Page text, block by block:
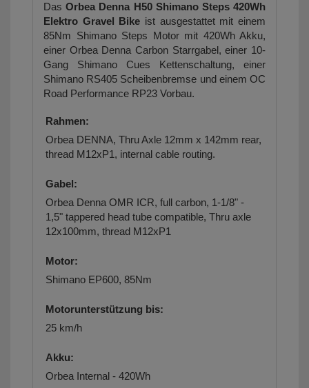
DasOrbea Denna H50 Shimano Steps 420Wh
Elektro Gravel Bike ist ausgestattet mit einem
85Nm Shimano Steps Motor mit 420Wh Akku,
einer Orbea Denna Carbon Starrgabel, einer 10-
Gang Shimano Cues Kettenschaltung, einer
Shimano RS405 Scheibenbremse und einem OC
Road Performance RP23 Vorbau.
Rahmen:
Orbea DENNA, Thru Axle 12mm x 142mm rear,
thread M12xP1, internal cable routing.
Gabel:
Orbea Denna OMR ICR, full carbon, 1-1/8" -
1,5" tappered head tube compatible, Thru axle
12x100mm, thread M12xP1
Motor:
Shimano EP600, 85Nm
Motorunterstützung bis:
25 km/h
Akku:
Orbea Internal - 420Wh